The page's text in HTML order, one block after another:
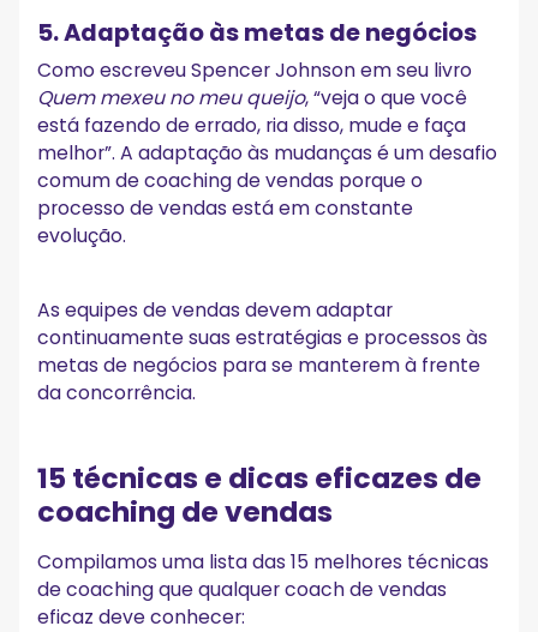
5. Adaptação às metas de negócios
Como escreveu Spencer Johnson em seu livro
Quem mexeu no meu queijo, “veja o que você
está fazendo de errado, ria disso, mude e faça
melhor”. A adaptação às mudanças é um desafio
comum de coaching de vendas porque o
processo de vendas está em constante
evolução.
As equipes de vendas devem adaptar
continuamente suas estratégias e processos às
metas de negócios para se manterem à frente
da concorrência.
15 técnicas e dicas eficazes de
coaching de vendas
Compilamos uma lista das 15 melhores técnicas
de coaching que qualquer coach de vendas
eficaz deve conhecer: